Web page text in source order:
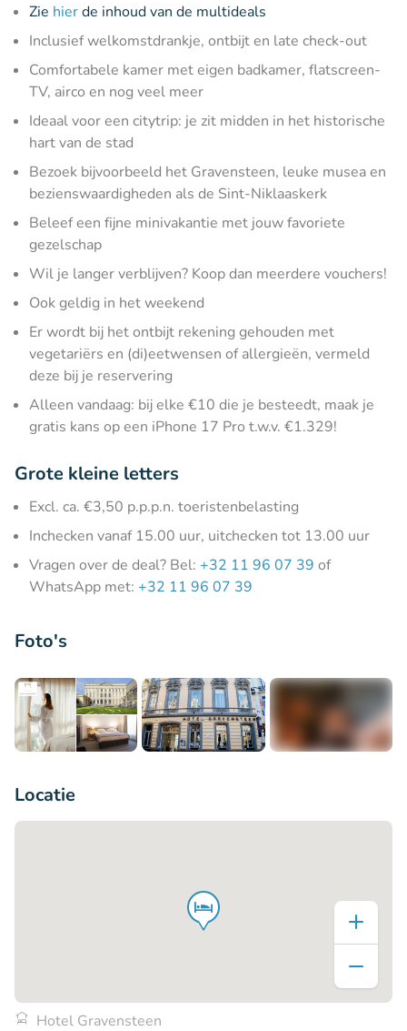
Zie hierde inhoud van de multideals
Inclusief welkomstdrankje, ontbijt en late check-out
Comfortabele kamer met eigen badkamer, flatscreen-
TV, airco en nog veel meer
Ideaal voor een citytrip: je zit midden in het historische
hart van de stad
Bezoek bijvoorbeeld het Gravensteen, leuke musea en
bezienswaardigheden als de Sint-Niklaaskerk
Beleef een fijne minivakantie met jouw favoriete
gezelschap
Wil je langer verblijven? Koop dan meerdere vouchers!
Ook geldig in het weekend
Er wordt bij het ontbijt rekening gehouden met
vegetariërs en (di)eetwensen of allergieën, vermeld
deze bij je reservering
Alleen vandaag: bij elke €10 die je besteedt, maak je
gratis kans op een iPhone 17 Pro t.w.v. €1.329!
Grote kleine letters
Excl. ca. €3,50 p.p.p.n. toeristenbelasting
Inchecken vanaf 15.00 uur, uitchecken tot 13.00 uur
Vragen over de deal? Bel: +32 11 96 07 39 of
WhatsApp met: +32 11 96 07 39
Foto's
Locatie
Hotel Gravensteen